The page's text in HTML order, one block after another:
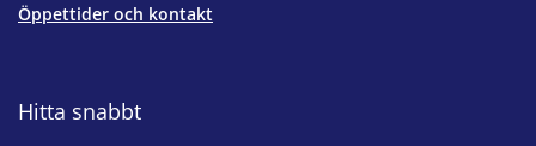
Öppettider och kontakt
Hitta snabbt